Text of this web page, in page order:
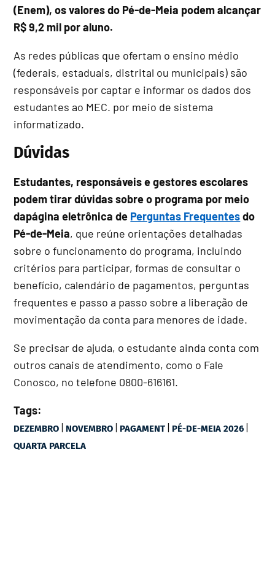
(Enem), os valores do Pé-de-Meia podem alcançar
R$ 9,2 mil por aluno.
As redes públicas que ofertam o ensino médio
(federais, estaduais, distrital ou municipais) são
responsáveis por captar e informar os dados dos
estudantes ao MEC. por meio de sistema
informatizado.
Dúvidas
Estudantes, responsáveis e gestores escolares
podem tirar dúvidas sobre o programa por meio
dapágina eletrônica de Perguntas Frequentesdo
Pé-de-Meia, que reúne orientações detalhadas
sobre o funcionamento do programa, incluindo
critérios para participar, formas de consultar o
benefício, calendário de pagamentos, perguntas
frequentes e passo a passo sobre a liberação de
movimentação da conta para menores de idade.
Se precisar de ajuda, o estudante ainda conta com
outros canais de atendimento, como o Fale
Conosco, no telefone 0800-616161.
Tags:
DEZEMBRO | NOVEMBRO | PAGAMENT | PÉ-DE-MEIA 2026 |
QUARTA PARCELA